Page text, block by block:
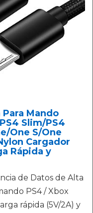
Para Mando
Slim/PS4
One S/One
Cargador
Rápida y
de Datos de Alta
PS4 / Xbox
rápida (5V/2A) y